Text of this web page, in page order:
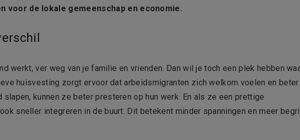
voor de lokale gemeenschap en economie.
werkt, ver weg van je familie en vrienden. Dan wil je toch een plek hebben
huisvesting zorgt ervoor dat arbeidsmigranten zich welkom voelen en beter
slapen, kunnen ze beter presteren op hun werk. En als ze een prettige
sneller integreren in de buurt. Dit betekent minder spanningen en meer